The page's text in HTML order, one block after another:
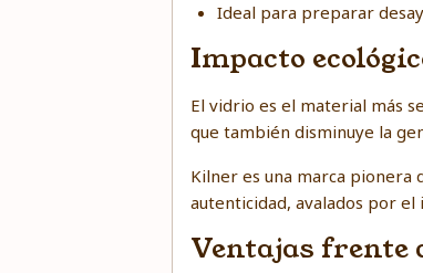
Ideal para preparar
Impacto
El vidrio es el material más
que también disminuye la
Kilner es una marca pionera
autenticidad, avalados por
Ventajas frente